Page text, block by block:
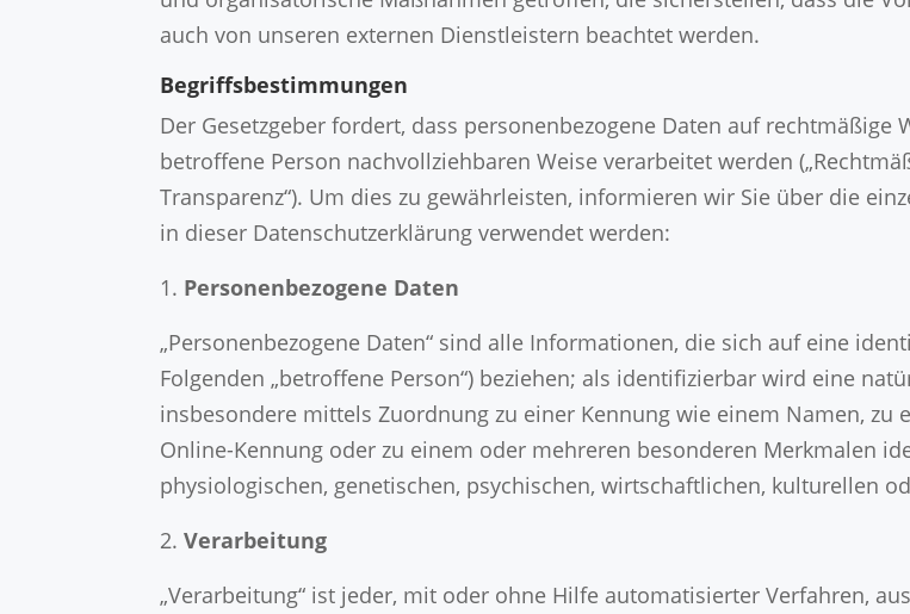
auch von unseren externen Dienstleistern beachtet werden.
Begriffsbestimmungen
Der Gesetzgeber fordert, dass personenbezogene Daten auf
betroffene Person nachvollziehbaren Weise verarbeitet werden
Transparenz“). Um dies zu gewährleisten, informieren wir Sie über die
in dieser Datenschutzerklärung verwendet werden:
Personenbezogene Daten
„Personenbezogene Daten“ sind alle Informationen, die sich auf eine
Folgenden „betroffene Person“) beziehen; als identifizierbar wird eine
insbesondere mittels Zuordnung zu einer Kennung wie einem Namen, zu
Online-Kennung oder zu einem oder mehreren besonderen Merkmalen
physiologischen, genetischen, psychischen, wirtschaftlichen, kulturellen
Verarbeitung
„Verarbeitung“ ist jeder, mit oder ohne Hilfe automatisierter Verfahren,